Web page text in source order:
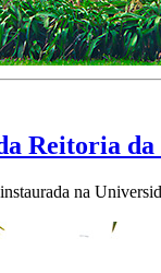
Reitoria da
na